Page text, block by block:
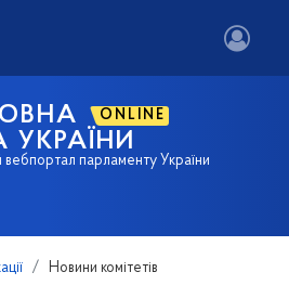
ONLINE
УКРАЇНИ
вебпортал парламенту України
Новини комітетів